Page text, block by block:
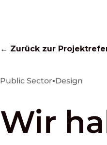
← Zurück zur
Public Sector▪Design
Wir